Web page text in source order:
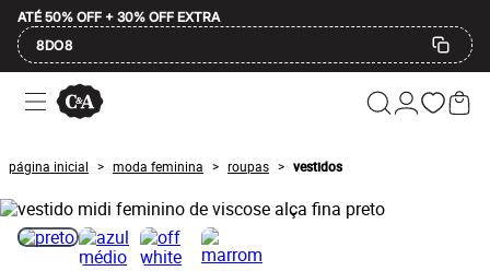
ATÉ 50% OFF + 30% OFF EXTRA
8DO8
Ofertas
Compre por Departamento
Masculino
Infantil
Calçados
Mindse7
Plus Size
Até 20% off
página inicial > moda feminina > roupas > vestidos